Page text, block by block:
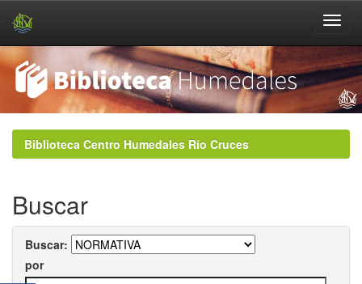
navigationBiblioteca Centro Humedales Río Cruces
Buscar
Buscar:
por